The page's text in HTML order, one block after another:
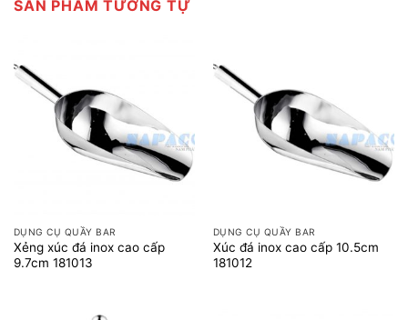
SẢN PHẨM TƯƠNG TỰ
DỤNG CỤ QUẦY BAR
Xẻng xúc đá inox cao cấp
9.7cm 181013
DỤNG CỤ QUẦY BAR
Xúc đá inox cao cấp 10.5cm
181012